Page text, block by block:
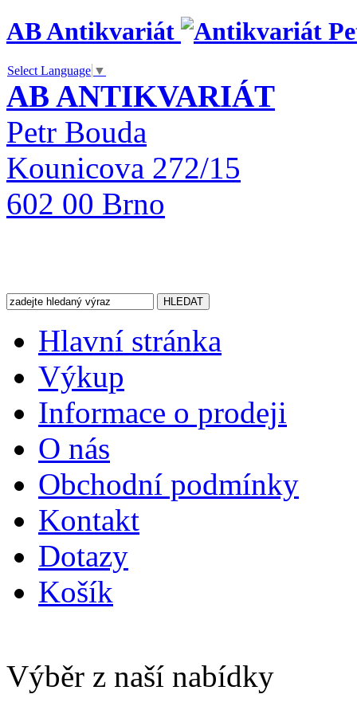
AB Antikvariát
Select Language ▼
AB ANTIKVARIÁT
Petr Bouda
Kounicova 272/15
602 00 Brno
Hlavní stránka
Výkup
Informace o prodeji
O nás
Obchodní podmínky
Kontakt
Dotazy
Košík
Výběr z naší nabídky